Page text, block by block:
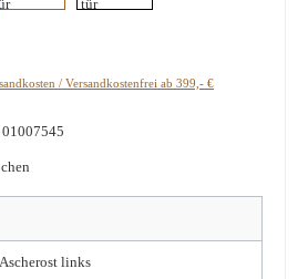
/ Versandkostenfrei ab 399,- €
01007545
links